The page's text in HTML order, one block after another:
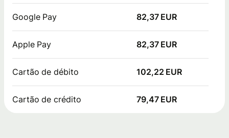
Google Pay 82,37 EUR
Apple Pay 82,37 EUR
Cartão de débito 102,22 EUR
Cartão de crédito 79,47 EUR